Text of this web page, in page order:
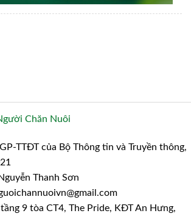
Chăn Nuôi
TTĐT của Bộ Thông tin và Truyền thông,
Thanh Sơn
9 tòa CT4, The Pride, KĐT An Hưng,